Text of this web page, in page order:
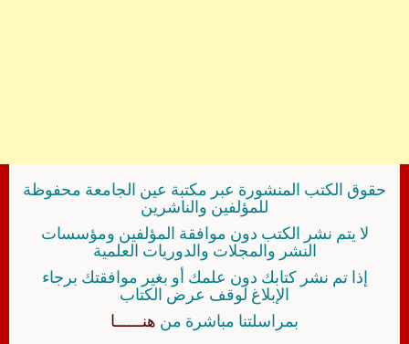
حقوق الكتب المنشورة عبر مكتبة عين الجامعة محفوظة
للمؤلفين والناشرين
لا يتم نشر الكتب دون موافقة المؤلفين ومؤسسات
النشر والمجلات والدوريات العلمية
إذا تم نشر كتابك دون علمك أو بغير موافقتك برجاء
الإبلاغ لوقف عرض الكتاب
بمراسلتنا مباشرة من هنــــــا